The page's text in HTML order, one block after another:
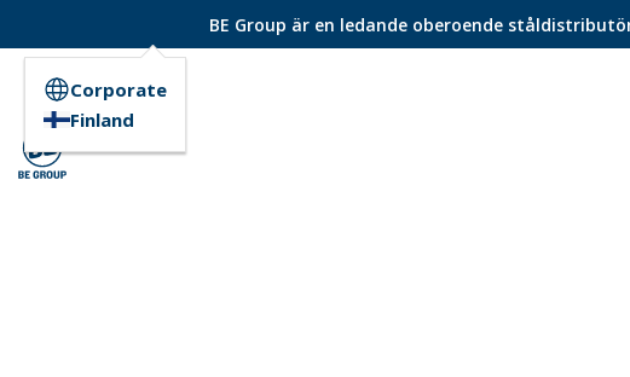
BE Group är en ledande oberoende
Corporate
Finland